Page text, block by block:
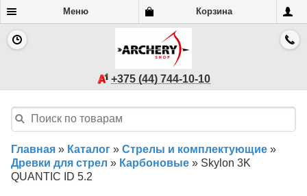
Меню Корзина
+375 (44) 744-10-10
Главная » Каталог » Стрелы и комплектующие »
Древки для стрел » Карбоновые » Skylon 3K
QUANTIC ID 5.2